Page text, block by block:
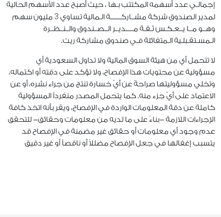
إجمالـي عدد أسهمه المكتتب بـها ، حيث أصبح عدد الأسهم الحالية
لمدير الصندوق شركة مشــاركـــــــة الـمالية تساوي 3 مليون سهم
وهــو مــا يــعـكـس ثـقـة مـــــديــر الــصــندوق والــنــظــرة
الـمسـتقـبلـية الـمتفائلة فـي صندوق مشاركة ريت.
لا تتحمل أي من هيئة السوق المالية ولا تداول السعودية أي
مسؤولية عن محتويات هذا الإفصاح، ولا تؤكد على دقته أو اكتماله،
وتخلي مسؤوليتها صراحةً عن أيّ خسارة تنتج من جراء نشره، أو عن
الاعتماد على أيّ جزء منه. كما يتحمل المصدر منفرداً المسؤولية
كاملة عن دقة المعلومات الواردة في الإفصاح، ويقر بأنه اتخذ كافة
الإجراءات اللازمة -بناءً على ما لديه من معلومات وحقائق- للتحقق
عدم وجود أي معلومات أو حقائق غير مضمنة في الإفصاح قد
يتسبب إغفالها في جعل الإفصاح مضللاً أو ناقصاً أو غير دقيق